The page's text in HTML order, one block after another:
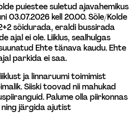
puiestee suletud ajavahemikus
03.07.2026 kell 20.00. Sõle/Kolde
sõidurada, eraldi bussirada
ajal ei ole. Liiklus, sealhulgas
Ehte tänava kaudu. Ehte
parkida ei saa.
ja linnaruumi toimimist
Siiski toovad nii mahukad
Palume olla piirkonnas
ning järgida ajutist